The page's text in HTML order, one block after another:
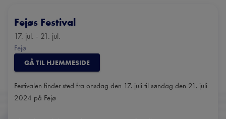
Fejøs Festival
17. jul. - 21. jul.
Fejø
GÅ TIL HJEMMESIDE
Festivalen finder sted fra onsdag den 17. juli til søndag den 21. juli
2024 på Fejø